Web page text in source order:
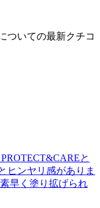
ついての最新クチコ
と
ヒンヤリ感がありま
早く塗り拡げられ